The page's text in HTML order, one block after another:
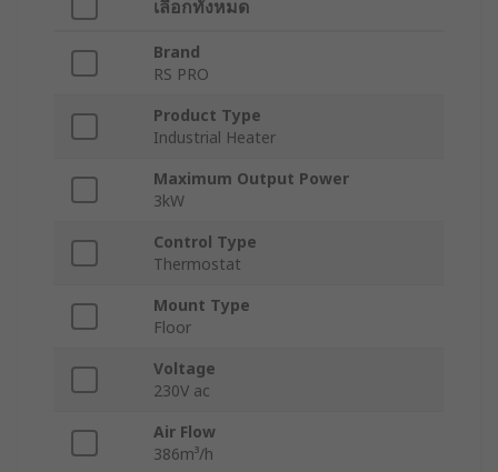
เลือกทั้งหมด
Brand
RS PRO
Product Type
Industrial Heater
Maximum Output Power
3kW
Control Type
Thermostat
Mount Type
Floor
Voltage
230V ac
Air Flow
386m³/h